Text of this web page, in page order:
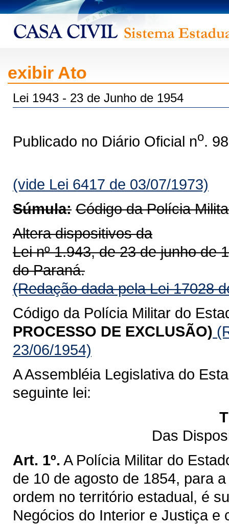
exibir Ato
Lei 1943 - 23 de Junho de 1954
Publicado no Diário Oficial no.
(vide Lei 6417 de 03/07/1973)
Súmula: Código da Polícia
Altera dispositivos da
Lei nº 1.943, de 23 de junho de
do Paraná.
(Redação dada pela Lei 17028
Código da Polícia Militar do
PROCESSO DE EXCLUSÃO)
23/06/1954)
A Assembléia Legislativa do
seguinte lei:
Das
Art. 1º. A Polícia Militar do
de 10 de agosto de 1854, para
ordem no território estadual, é
Negócios do Interior e Justiça e